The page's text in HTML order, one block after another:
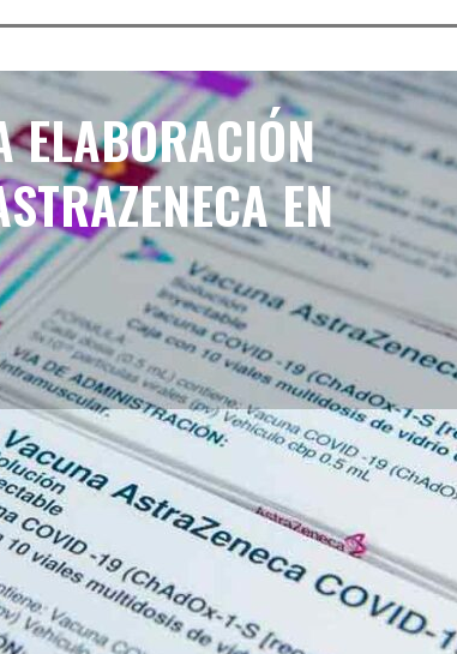
ELABORACIÓN
EN